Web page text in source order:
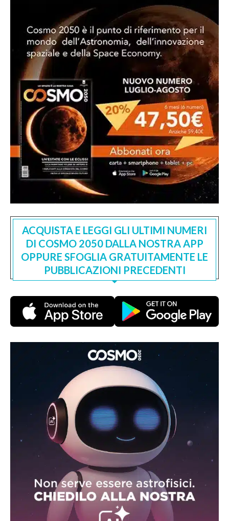
ACQUISTA E LEGGI GLI ULTIMI NUMERI
DI COSMO 2050 DALLA NOSTRA APP
OPPURE SFOGLIA GRATUITAMENTE LE
PUBBLICAZIONI PRECEDENTI